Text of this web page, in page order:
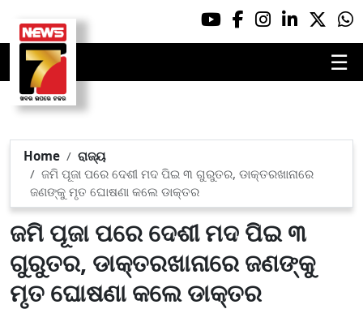
☰
Home
ରାଜ୍ୟ
ଜମି ପୂଜା ପରେ ଦେଶୀ ମଦ ପିଇ ୩ ଗୁରୁତର, ଡାକ୍ତରଖାନାରେ
ଜଣଙ୍କୁ ମୃତ ଘୋଷଣା କଲେ ଡାକ୍ତର
ଜମି ପୂଜା ପରେ ଦେଶୀ ମଦ ପିଇ ୩
ଗୁରୁତର, ଡାକ୍ତରଖାନାରେ ଜଣଙ୍କୁ
ମୃତ ଘୋଷଣା କଲେ ଡାକ୍ତର